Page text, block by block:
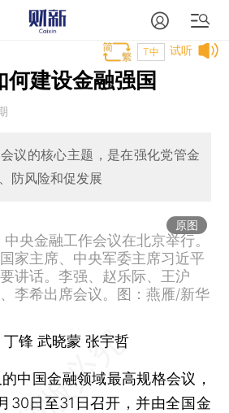
试听
T中
何建设金融强国
议的核心主题，是在强化党管金
防风险和促发展
原图
央金融工作会议在北京举行。
家主席、中央军委主席习近平
讲话。李强、赵乐际、王沪
李希出席会议。图：燕雁/新华
锋 武晓蒙 张宇哲
国金融领域最高规格会议，
30日至31日召开，并由全国金